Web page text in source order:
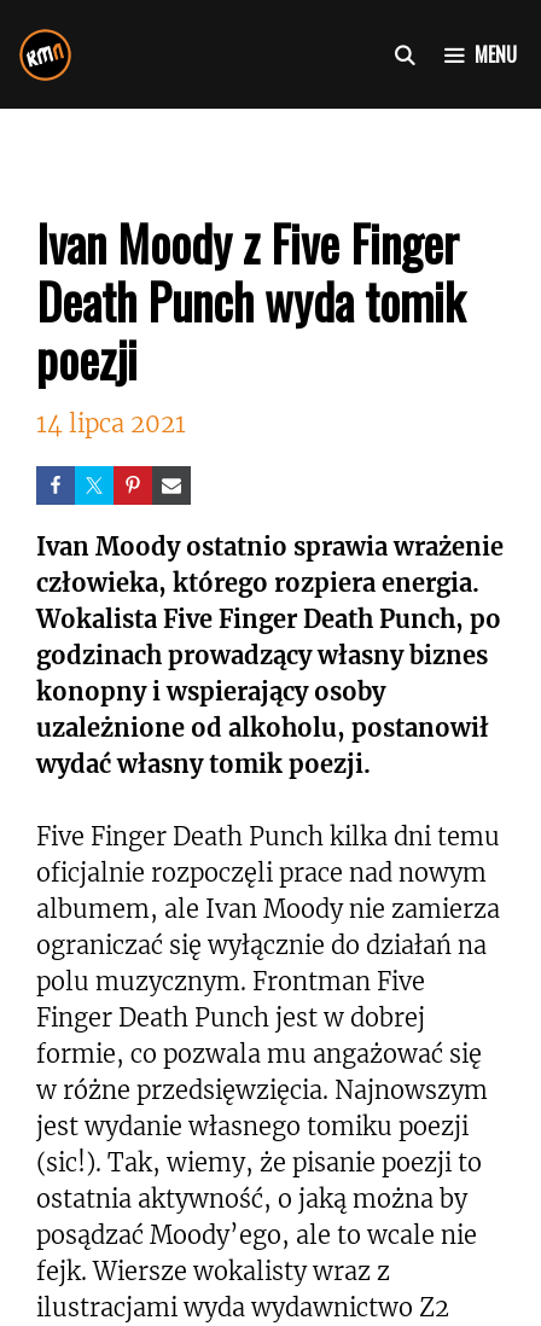
do
treści
MENU
Ivan Moody z Five Finger
Death Punch wyda tomik
poezji
14 lipca 2021
Ivan Moody ostatnio sprawia wrażenie
człowieka, którego rozpiera energia.
Wokalista Five Finger Death Punch, po
godzinach prowadzący własny biznes
konopny i wspierający osoby
uzależnione od alkoholu, postanowił
wydać własny tomik poezji.
Five Finger Death Punch kilka dni temu
oficjalnie rozpoczęli prace nad nowym
albumem, ale Ivan Moody nie zamierza
ograniczać się wyłącznie do działań na
polu muzycznym. Frontman Five
Finger Death Punch jest w dobrej
formie, co pozwala mu angażować się
w różne przedsięwzięcia. Najnowszym
jest wydanie własnego tomiku poezji
(sic!). Tak, wiemy, że pisanie poezji to
ostatnia aktywność, o jaką można by
posądzać Moody’ego, ale to wcale nie
fejk. Wiersze wokalisty wraz z
ilustracjami wyda wydawnictwo Z2